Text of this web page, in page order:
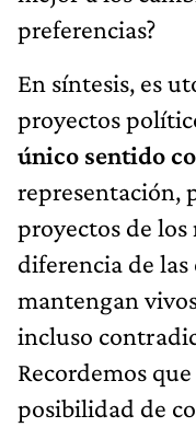
preferencias?
En síntesis, es
proyectos
único sentido
representación,
proyectos de
diferencia de
mantengan
incluso
Recordemos
posibilidad de